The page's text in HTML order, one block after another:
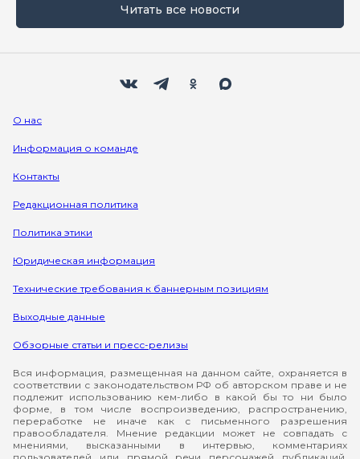
Читать все новости
О нас
Информация о команде
Контакты
Редакционная политика
Политика этики
Юридическая информация
Технические требования к баннерным позициям
Выходные данные
Обзорные статьи и пресс-релизы
Вся информация, размещенная на данном сайте, охраняется в
соответствии с законодательством РФ об авторском праве и не
подлежит использованию кем-либо в какой бы то ни было
форме, в том числе воспроизведению, распространению,
переработке не иначе как с письменного разрешения
правообладателя. Мнение редакции может не совпадать с
мнениями, высказанными в интервью, комментариях